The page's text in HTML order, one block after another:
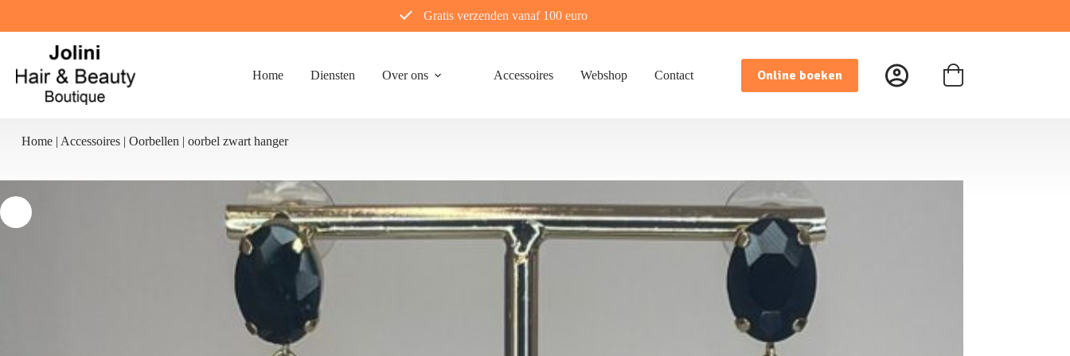
de
Gratis verzenden vanaf 100 euro
Home Diensten Over ons Accessoires Webshop Contact Online boeken Winkelwagen
Home | Accessoires | Oorbellen | oorbel zwart hanger